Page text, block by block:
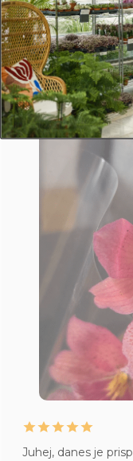
cvetov, itd …
Pred
pregledamo in
zdrave in čim
Juhej, danes je